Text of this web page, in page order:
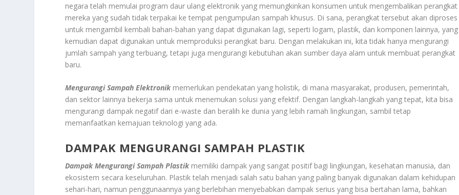
negara telah memulai program daur ulang elektronik yang memungkinkan konsumen untuk mengembalikan perangkat
mereka yang sudah tidak terpakai ke tempat pengumpulan sampah khusus. Di sana, perangkat tersebut akan diproses
untuk mengambil kembali bahan-bahan yang dapat digunakan lagi, seperti logam, plastik, dan komponen lainnya, yang
kemudian dapat digunakan untuk memproduksi perangkat baru. Dengan melakukan ini, kita tidak hanya mengurangi
jumlah sampah yang terbuang, tetapi juga mengurangi kebutuhan akan sumber daya alam untuk membuat perangkat
baru.
Mengurangi Sampah Elektronikmemerlukan pendekatan yang holistik, di mana masyarakat, produsen, pemerintah,
dan sektor lainnya bekerja sama untuk menemukan solusi yang efektif. Dengan langkah-langkah yang tepat, kita bisa
mengurangi dampak negatif dari e-waste dan beralih ke dunia yang lebih ramah lingkungan, sambil tetap
memanfaatkan kemajuan teknologi yang ada.
DAMPAK MENGURANGI SAMPAH PLASTIK
Dampak Mengurangi Sampah Plastikmemiliki dampak yang sangat positif bagi lingkungan, kesehatan manusia, dan
ekosistem secara keseluruhan. Plastik telah menjadi salah satu bahan yang paling banyak digunakan dalam kehidupan
sehari-hari, namun penggunaannya yang berlebihan menyebabkan dampak serius yang bisa bertahan lama, bahkan